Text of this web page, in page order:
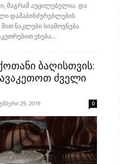
მაგრამ აუცილებელია. და
დამაბინძურებლების
ნაკლები სიამოვნება
ეხება...
ბაღისთვის:
ძველი
29, 2019 0